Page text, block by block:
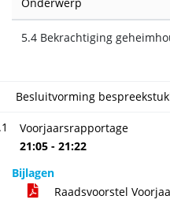
5.4 Bekrachtiging
Besluitvorming
Voorjaarsrapportage
21:05 - 21:22
Bijlagen
Raadsvoorstel